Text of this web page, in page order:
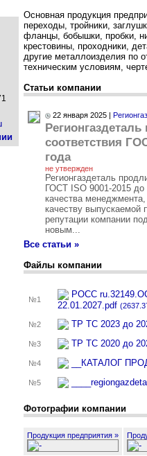
Основная продукция
переходы, тройники,
фланцы, бобышки, пробки,
крестовины, проходники,
другие металлоизделия по
техническим условиям,
Статьи компании
22 января 2025 |
соответствия
года
не утвержден
Регионгаздеталь
ГОСТ ISO 9001-2015 до
качества
качеству выпускаемой
репутации компании
новым...
Все статьи »
Файлы компании
№1
РОСС
22.01.2027.pdf
№2 ТР ТС 2023 до
№3 ТР ТС 2020 до
№4 __КАТАЛОГ
№5
Фотографии компании
Продукция предприятия »